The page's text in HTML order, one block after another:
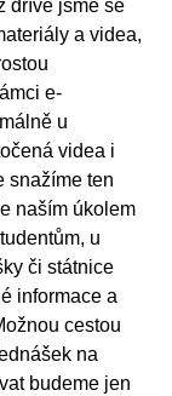
dříve jsme se
a videa,
e-
u
videa i
snažíme ten
naším úkolem
u
či státnice
informace a
cestou
na
budeme jen